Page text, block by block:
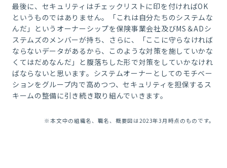
最後に、セキュリティはチェックリストに印を付ければOK
というものではありません。「これは自分たちのシステムな
んだ」というオーナーシップを保険事業会社及びMS＆ADシ
ステムズのメンバーが持ち、さらに、「ここに守らなければ
ならないデータがあるから、このような対策を施していかな
くてはだめなんだ」と腹落ちした形で対策をしていかなけれ
ばならないと思います。システムオーナーとしてのモチベー
ションをグループ内で高めつつ、セキュリティを担保するス
キームの整備に引き続き取り組んでいきます。
※本文中の組織名、職名、概要図は2023年3月時点のものです。